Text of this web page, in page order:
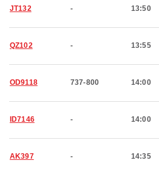
JT132 - 13:50
QZ102 - 13:55
OD9118 737-800 14:00
ID7146 - 14:00
AK397 - 14:35